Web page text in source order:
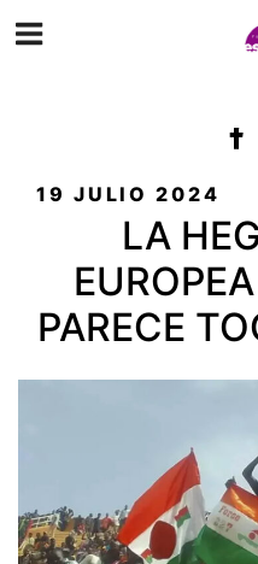
PUBLICADO
19 JULIO 2024
LA
PARECE